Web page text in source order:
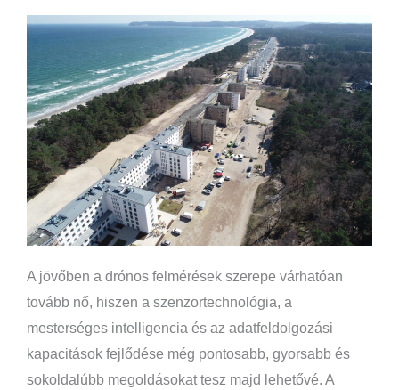
A jövőben a drónos felmérések szerepe várhatóan
tovább nő, hiszen a szenzortechnológia, a
mesterséges intelligencia és az adatfeldolgozási
kapacitások fejlődése még pontosabb, gyorsabb és
sokoldalúbb megoldásokat tesz majd lehetővé. A